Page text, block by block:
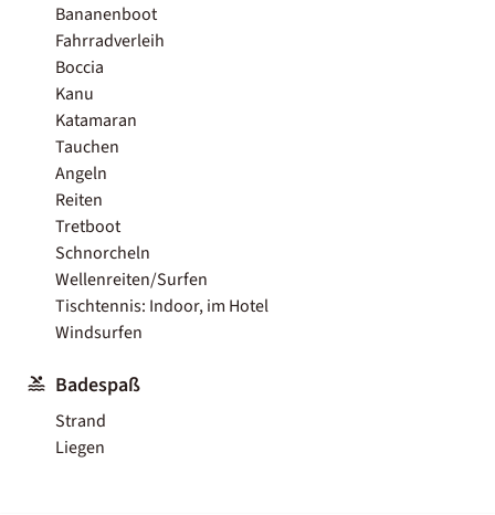
Bananenboot
Fahrradverleih
Boccia
Kanu
Katamaran
Tauchen
Angeln
Reiten
Tretboot
Schnorcheln
Wellenreiten/Surfen
Tischtennis: Indoor, im Hotel
Windsurfen
Badespaß
Strand
Liegen